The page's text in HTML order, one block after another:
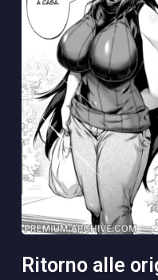
ritorno alle